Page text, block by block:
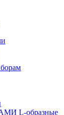
L-образные